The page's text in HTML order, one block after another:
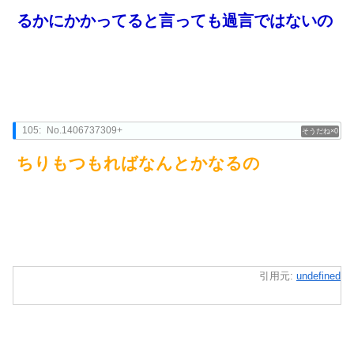
るかにかかってると言っても過言ではないの
0
105: No.1406737309+
ちりもつもればなんとかなるの
引用元: undefined